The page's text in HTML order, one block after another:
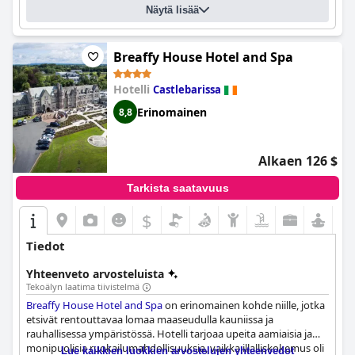
Näytä lisää
Breaffy House Hotel and Spa
Hotelli Castlebarissa
8,8 Erinomainen
Alkaen 126 $
Tarkista saatavuus
$
Tiedot
Yhteenveto arvosteluista
Tekoälyn laatima tiivistelmä
Breaffy House Hotel and Spaon erinomainen kohde niille, jotka
etsivät rentouttavaa lomaa maaseudulla kauniissa ja
rauhallisessa ympäristössä. Hotelli tarjoaa upeita aamiaisia ja
monipuolisia ruokailumahdollisuuksia, vaikka illalliskokemus oli
Lue kaikkien luokkien arvostelujen yhteenvedot